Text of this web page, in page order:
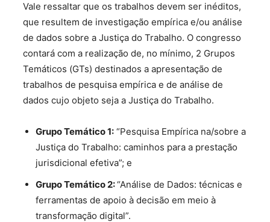
Vale ressaltar que os trabalhos devem ser inéditos,
que resultem de investigação empírica e/ou análise
de dados sobre a Justiça do Trabalho. O congresso
contará com a realização de, no mínimo, 2 Grupos
Temáticos (GTs) destinados a apresentação de
trabalhos de pesquisa empírica e de análise de
dados cujo objeto seja a Justiça do Trabalho.
Grupo Temático 1:“Pesquisa Empírica na/sobre a
Justiça do Trabalho: caminhos para a prestação
jurisdicional efetiva”; e
Grupo Temático 2:“Análise de Dados: técnicas e
ferramentas de apoio à decisão em meio à
transformação digital”.